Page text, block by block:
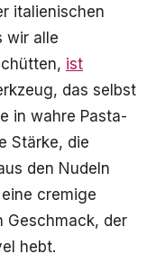
italienischen
wir alle
ist
das selbst
in wahre Pasta-
Stärke, die
den Nudeln
cremige
Geschmack, der
hebt.